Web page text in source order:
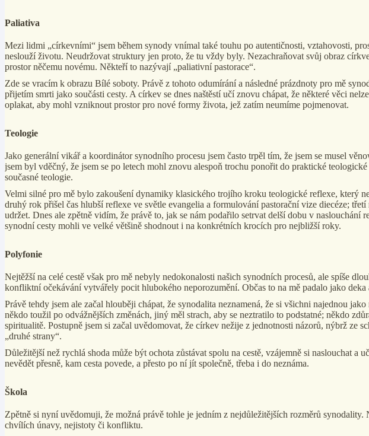
Paliativa
Mezi lidmi „církevními“ jsem během synody vnímal také touhu po autentičnosti, vztahovosti,
neslouží životu. Neudržovat struktury jen proto, že tu vždy byly. Nezachraňovat svůj obraz
prostor něčemu novému. Někteří to nazývají „paliativní pastorace“.
Zde se vracím k obrazu Bílé soboty. Právě z tohoto odumírání a následné prázdnoty pro mě
přijetím smrti jako součásti cesty. A církev se dnes naštěstí učí znovu chápat, že některé věci
oplakat, aby mohl vzniknout prostor pro nové formy života, jež zatím neumíme pojmenovat.
Teologie
Jako generální vikář a koordinátor synodního procesu jsem často trpěl tím, že jsem se musel
jsem byl vděčný, že jsem se po letech mohl znovu alespoň trochu ponořit do praktické
současné teologie.
Velmi silné pro mě bylo zakoušení dynamiky klasického trojího kroku teologické reflexe, který
druhý rok přišel čas hlubší reflexe ve světle evangelia a formulování pastorační vize diecéze;
udržet. Dnes ale zpětně vidím, že právě to, jak se nám podařilo setrvat delší dobu v
synodní cesty mohli ve velké většině shodnout i na konkrétních krocích pro nejbližší roky.
Polyfonie
Nejtěžší na celé cestě však pro mě nebyly nedokonalosti našich synodních procesů, ale spíše
konfliktní očekávání vytvářely pocit hlubokého neporozumění. Občas to na mě padalo jako
Právě tehdy jsem ale začal hlouběji chápat, že synodalita neznamená, že si všichni najednou
někdo toužil po odvážnějších změnách, jiný měl strach, aby se neztratilo to podstatné; někdo
spiritualitě. Postupně jsem si začal uvědomovat, že církev nežije z jednotnosti názorů, nýbrž ze
„druhé strany“.
Důležitější než rychlá shoda může být ochota zůstávat spolu na cestě, vzájemně si naslouchat
nevědět přesně, kam cesta povede, a přesto po ní jít společně, třeba i do neznáma.
Škola
Zpětně si nyní uvědomuji, že možná právě tohle je jedním z nejdůležitějších rozměrů
chvílích únavy, nejistoty či konfliktu.